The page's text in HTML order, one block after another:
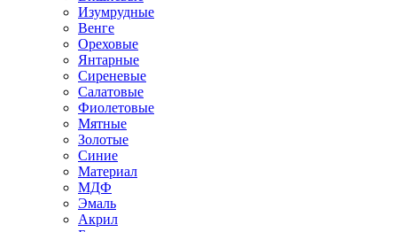
Изумрудные
Венге
Ореховые
Янтарные
Сиреневые
Салатовые
Фиолетовые
Мятные
Золотые
Синие
Материал
МДФ
Эмаль
Акрил